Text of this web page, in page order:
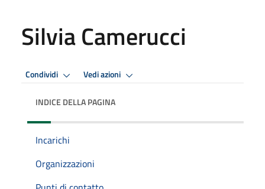
Silvia Camerucci
Condividi Vedi azioni
INDICE DELLA PAGINA
Incarichi
Organizzazioni